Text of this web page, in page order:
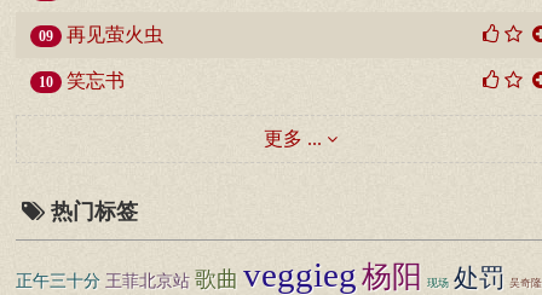
09 再见萤火虫
10 笑忘书
更多 ...
热门标签
正午三十分 王菲北京站 歌曲 veggieg杨阳 现场 处罚 吴奇隆